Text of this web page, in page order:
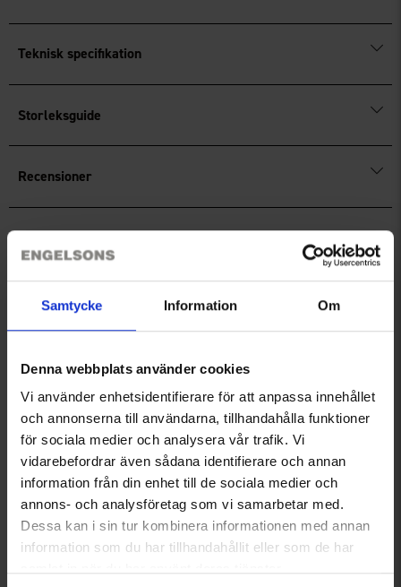
Samtycke Information Om
Denna webbplats använder cookies
Vi använder enhetsidentifierare för att anpassa innehållet
och annonserna till användarna, tillhandahålla funktioner
för sociala medier och analysera vår trafik. Vi
vidarebefordrar även sådana identifierare och annan
information från din enhet till de sociala medier och
annons- och analysföretag som vi samarbetar med.
Dessa kan i sin tur kombinera informationen med annan
information som du har tillhandahållit eller som de har
plats för
Upptill finns hällor för dig som önskar komplettera setet med
Teknisk specifikation
Storleksguide
Recensioner
Du kanske också behöver
Coolmaxstrumpor
Från66 kr
Merinoull Mössa
Från149 kr
Liknande produkter